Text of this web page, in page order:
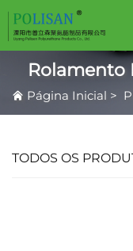
Rolamento
Página Inicial >
TODOS OS